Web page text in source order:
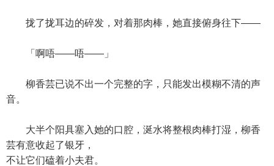
拢了拢耳边的碎发，对着那肉棒，她直接俯身往下——
「啊唔——唔——」
柳香芸已说不出一个完整的字，只能发出模糊不清的声
音。
大半个阳具塞入她的口腔，涎水将整根肉棒打湿，柳香
芸有意收起了银牙，
不让它们磕着小夫君。